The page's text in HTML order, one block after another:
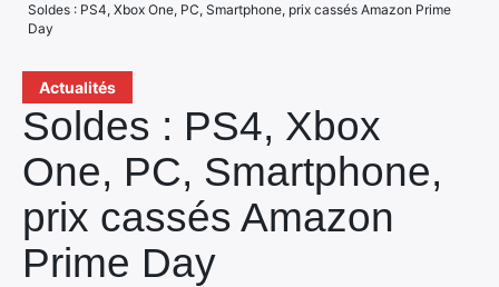
Actualités
Soldes : PS4, Xbox
One, PC, Smartphone,
prix cassés Amazon
Prime Day
Soldes : PS4, Xbox One, PC, Smartphone, prix cassés Amazon Prime
Day